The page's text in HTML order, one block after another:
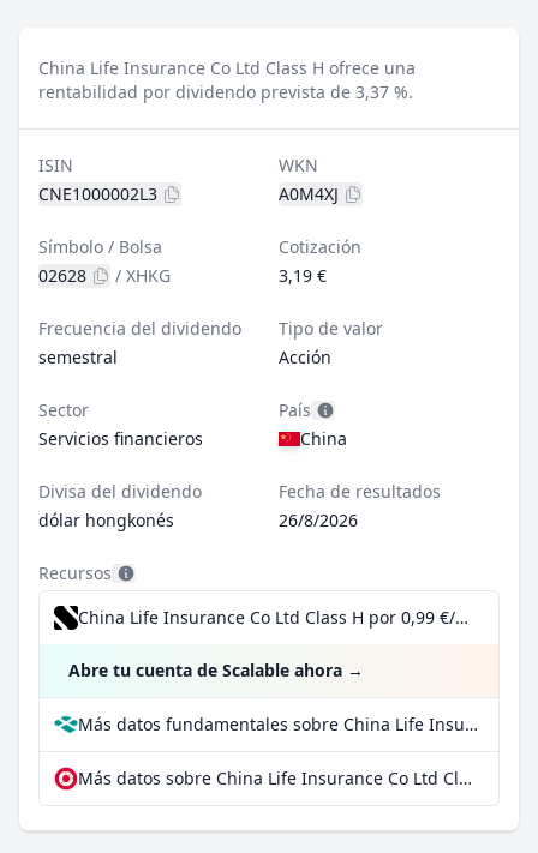
China Life Insurance Co Ltd Class H ofrece una
rentabilidad por dividendo prevista de 3,37 %.
ISIN
CNE1000002L3
WKN
A0M4XJ
Símbolo / Bolsa
02628
/ XHKG
Cotización
3,19 €
Frecuencia del dividendo
semestral
Tipo de valor
Acción
Sector
Servicios financieros
País
China
Divisa del dividendo
dólar hongkonés
Fecha de resultados
26/8/2026
Recursos
China Life Insurance Co Ltd Class H por 0,99 €/operación, incluido el Dividend Reinvestment Plan
Abre tu cuenta de Scalable ahora →
Más datos fundamentales sobre China Life Insurance Co Ltd Class H en Parqet
Más datos sobre China Life Insurance Co Ltd Class H en extraETF